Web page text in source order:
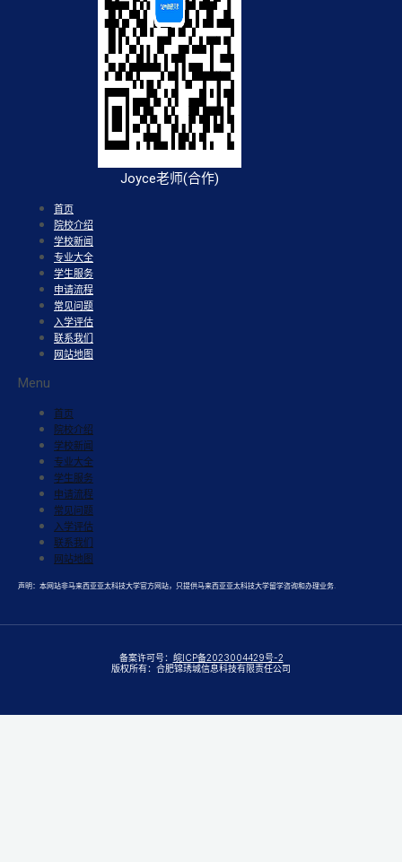
Joyce老师(合作)
首页
院校介绍
学校新闻
专业大全
学生服务
申请流程
常见问题
入学评估
联系我们
网站地图
Menu
首页
院校介绍
学校新闻
专业大全
学生服务
申请流程
常见问题
入学评估
联系我们
网站地图
声明：本网站非马来西亚亚太科技大学官方网站，只提供马来西亚亚太科技大学留学咨询和办理业务.
备案许可号： 皖ICP备2023004429号-2
版权所有：合肥锦琇城信息科技有限责任公司